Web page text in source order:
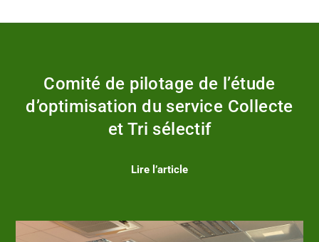
Comité de pilotage de l’étude
d’optimisation du service Collecte
et Tri sélectif
Lire l’article